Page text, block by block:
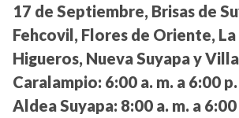
17 de Septiembre, Brisas de
Fehcovil, Flores de Oriente,
Higueros, Nueva Suyapa y
Caralampio: 6:00 a. m. a 6:00
Aldea Suyapa: 8:00 a. m. a